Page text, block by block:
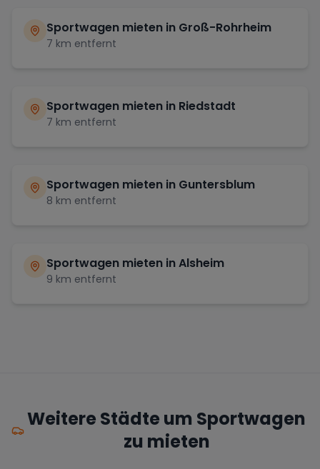
Sportwagen mieten in Groß-Rohrheim
7 km entfernt
Sportwagen mieten in Riedstadt
7 km entfernt
Sportwagen mieten in Guntersblum
8 km entfernt
Sportwagen mieten inAlsheim
9 km entfernt
Weitere Städte um Sportwagen
zu mieten